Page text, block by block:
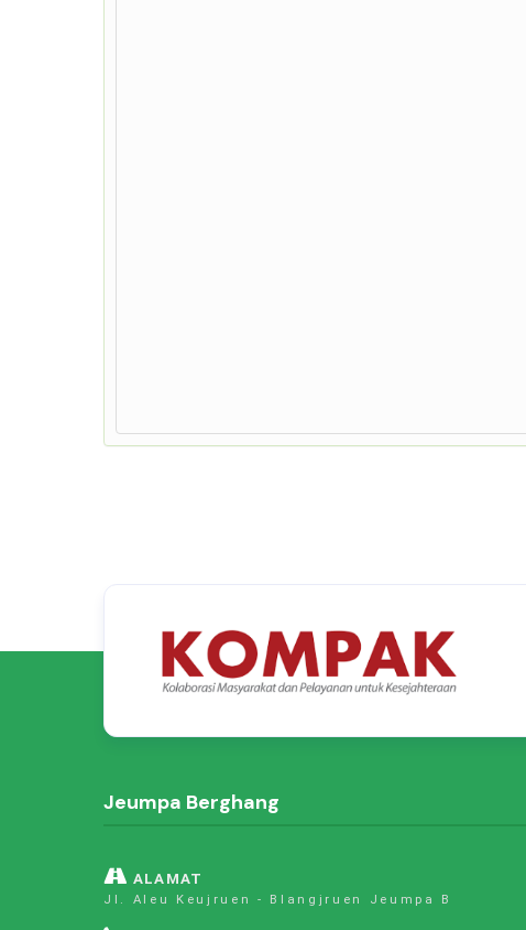
Jeumpa Berghang
ALAMAT
Jl. Aleu Keujruen - Blangjruen Jeumpa B